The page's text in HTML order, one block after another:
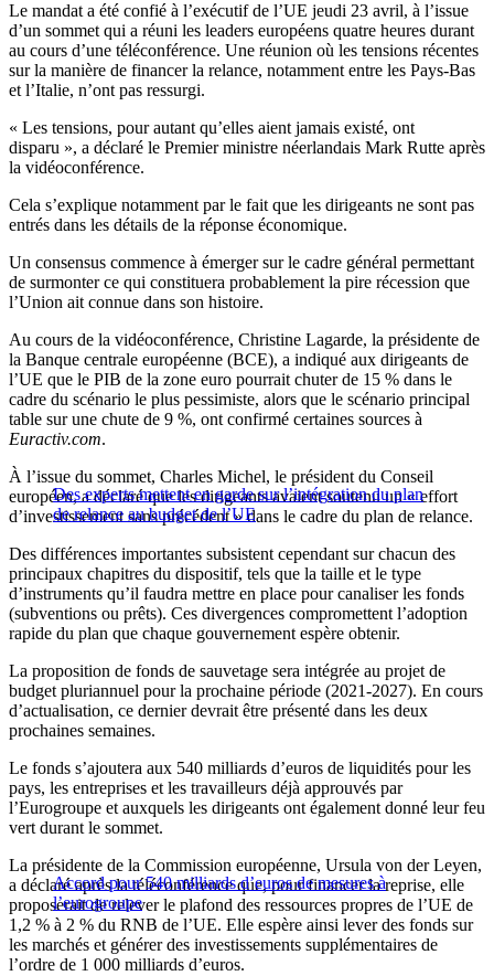
Le mandat a été confié à l’exécutif de l’UE jeudi 23 avril, à l’issue
d’un sommet qui a réuni les leaders européens quatre heures durant
au cours d’une téléconférence. Une réunion où les tensions récentes
sur la manière de financer la relance, notamment entre les Pays-Bas
et l’Italie, n’ont pas ressurgi.
« Les tensions, pour autant qu’elles aient jamais existé, ont
disparu », a déclaré le Premier ministre néerlandais Mark Rutte après
la vidéoconférence.
Cela s’explique notamment par le fait que les dirigeants ne sont pas
entrés dans les détails de la réponse économique.
Un consensus commence à émerger sur le cadre général permettant
de surmonter ce qui constituera probablement la pire récession que
l’Union ait connue dans son histoire.
Au cours de la vidéoconférence, Christine Lagarde, la présidente de
la Banque centrale européenne (BCE), a indiqué aux dirigeants de
l’UE que le PIB de la zone euro pourrait chuter de 15 % dans le
cadre du scénario le plus pessimiste, alors que le scénario principal
table sur une chute de 9 %, ont confirmé certaines sources à
Euractiv.com.
Des experts mettent en garde sur l’intégration du plan
de relance au budget de l’UE
À l’issue du sommet, Charles Michel, le président du Conseil
européen, a déclaré que les dirigeants avaient soutenu un « effort
d’investissement sans précédent » dans le cadre du plan de relance.
Des différences importantes subsistent cependant sur chacun des
principaux chapitres du dispositif, tels que la taille et le type
d’instruments qu’il faudra mettre en place pour canaliser les fonds
(subventions ou prêts). Ces divergences compromettent l’adoption
rapide du plan que chaque gouvernement espère obtenir.
La proposition de fonds de sauvetage sera intégrée au projet de
budget pluriannuel pour la prochaine période (2021-2027). En cours
d’actualisation, ce dernier devrait être présenté dans les deux
prochaines semaines.
Le fonds s’ajoutera aux 540 milliards d’euros de liquidités pour les
pays, les entreprises et les travailleurs déjà approuvés par
l’Eurogroupe et auxquels les dirigeants ont également donné leur feu
vert durant le sommet.
Accord pour 540 milliards d’euros de mesures à
l’eurogroupe
La présidente de la Commission européenne, Ursula von der Leyen,
a déclaré après la téléconférence que, pour financer la reprise, elle
proposerait de relever le plafond des ressources propres de l’UE de
1,2 % à 2 % du RNB de l’UE. Elle espère ainsi lever des fonds sur
les marchés et générer des investissements supplémentaires de
l’ordre de 1 000 milliards d’euros.